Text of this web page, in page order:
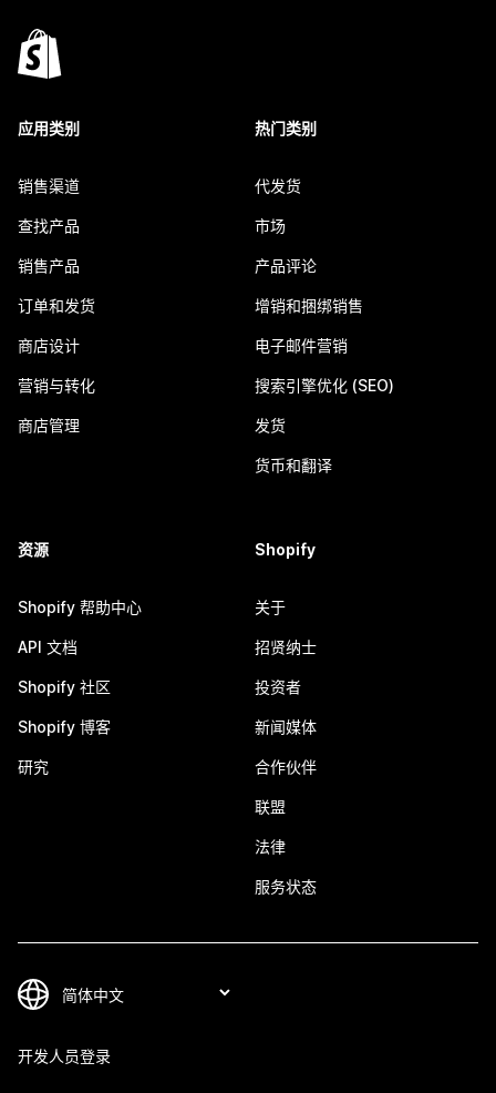
应用类别
销售渠道
查找产品
销售产品
订单和发货
商店设计
营销与转化
商店管理
热门类别
代发货
市场
产品评论
增销和捆绑销售
电子邮件营销
搜索引擎优化 (SEO)
发货
货币和翻译
资源
Shopify 帮助中心
API 文档
Shopify 社区
Shopify 博客
研究
Shopify
关于
招贤纳士
投资者
新闻媒体
合作伙伴
联盟
法律
服务状态
开发人员登录